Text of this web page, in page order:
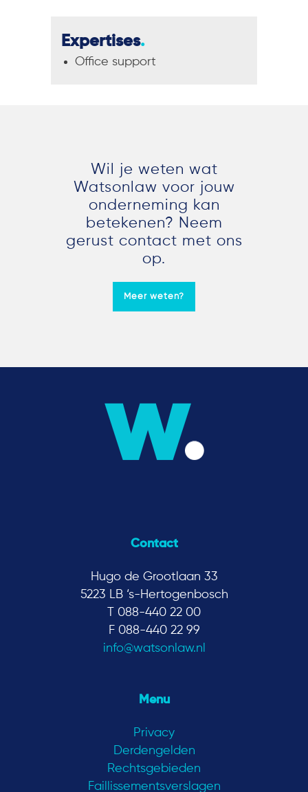
Expertises.
Office support
Wil je weten wat
Watsonlaw voor jouw
onderneming kan
betekenen? Neem
gerust contact met ons
op.
Meer weten?
Contact
Hugo de Grootlaan 33
5223 LB ‘s-Hertogenbosch
T 088-440 22 00
F 088-440 22 99
info@watsonlaw.nl
Menu
Privacy
Derdengelden
Rechtsgebieden
Faillissementsverslagen